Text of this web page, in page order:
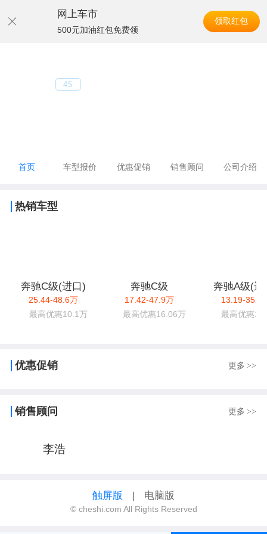
网上车市
500元加油红包免费领
领取红包
4S
首页 车型报价 优惠促销 销售顾问 公司介绍
热销车型
奔驰C级(进口)
25.44-48.6万
最高优惠10.1万
奔驰C级
17.42-47.9万
最高优惠16.06万
奔驰A级(进
13.19-35.8
最高优惠
优惠促销 更多 >>
销售顾问 更多 >>
李浩
触屏版 | 电脑版
© cheshi.com All Rights Reserved